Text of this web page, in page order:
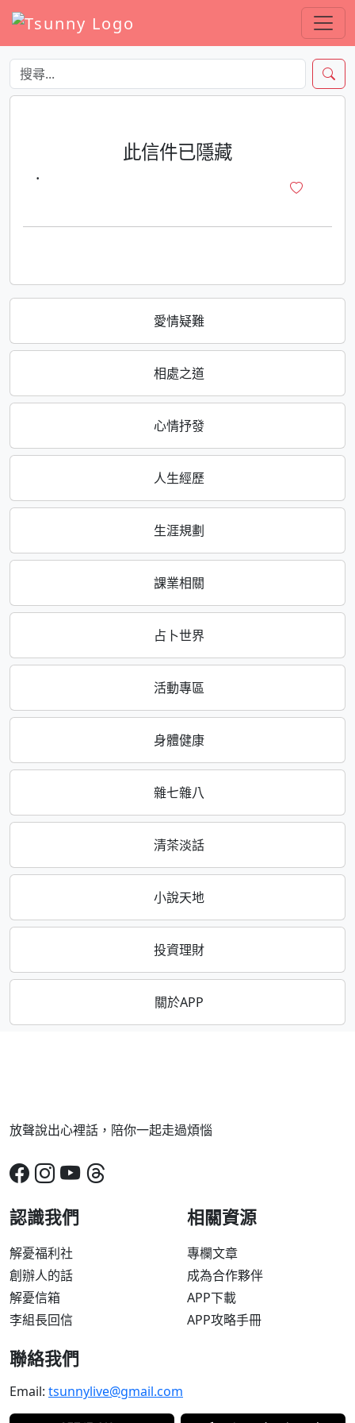
愛情疑難
相處之道
心情抒發
人生經歷
生涯規劃
課業相關
占卜世界
活動專區
身體健康
雜七雜八
清茶淡話
小說天地
投資理財
關於APP
此信件已隱藏
·
放聲說出心裡話，陪你一起走過煩惱
認識我們
解憂福利社
創辦人的話
解憂信箱
李組長回信
相關資源
專欄文章
成為合作夥伴
APP下載
APP攻略手冊
聯絡我們
Email: tsunnylive@gmail.com